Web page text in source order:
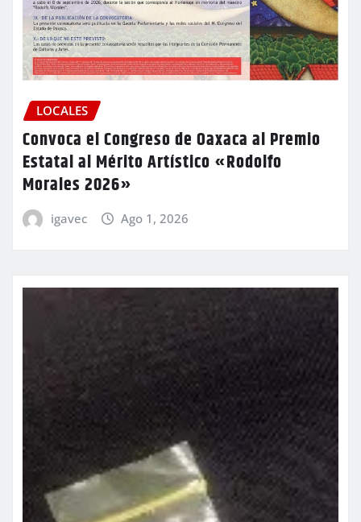
LOCALES
Convoca el Congreso de Oaxaca al Premio
Estatal al Mérito Artístico «Rodolfo
Morales 2026»
igavec Ago 1, 2026